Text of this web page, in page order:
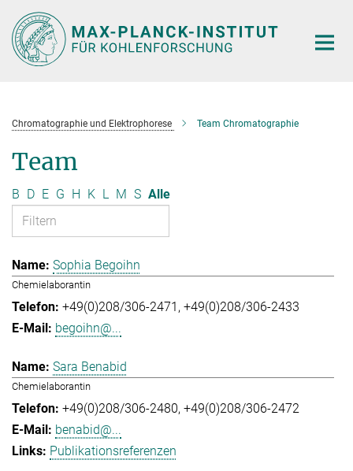
Hauptinhalt
Chromatographie und Elektrophorese Team Chromatographie
Team
B D E G H K L M S Alle
Sophia Begoihn
Chemielaborantin
+49(0)208/306-2471 +49(0)208/306-2433
begoihn@...
Sara Benabid
Chemielaborantin
+49(0)208/306-2480 +49(0)208/306-2472
benabid@...
Publikationsreferenzen